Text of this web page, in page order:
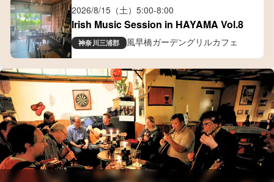
2026/8/15（土） 5:00-8:00
Irish Music Session in HAYAMA Vol.8
神奈川三浦郡 風早橋ガーデングリルカフェ